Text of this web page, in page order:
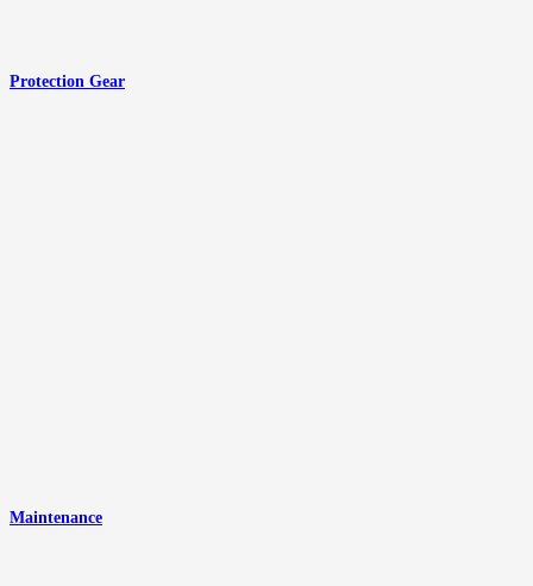
Protection Gear
Maintenance